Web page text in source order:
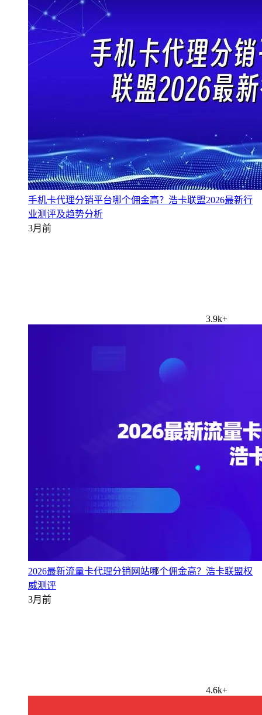
手机卡代理分销平台哪个佣金高？浩卡联盟2026最新行
业测评及趋势分析
3月前
3.9k+
2026最新流量卡代理分销网站哪个佣金高？浩卡联盟权
威测评
3月前
4.6k+